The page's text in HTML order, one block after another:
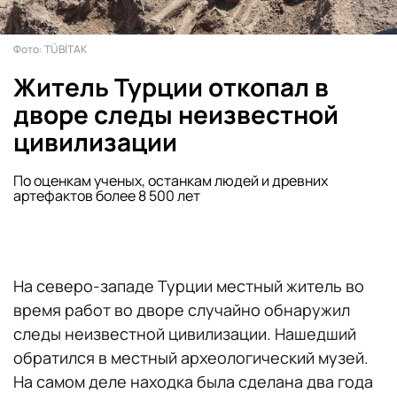
Фото: TÜBİTAK
Житель Турции откопал в
дворе следы неизвестной
цивилизации
По оценкам ученых, останкам людей и древних
артефактов более 8 500 лет
На северо-западе Турции местный житель во
время работ во дворе случайно обнаружил
следы неизвестной цивилизации. Нашедший
обратился в местный археологический музей.
На самом деле находка была сделана два года